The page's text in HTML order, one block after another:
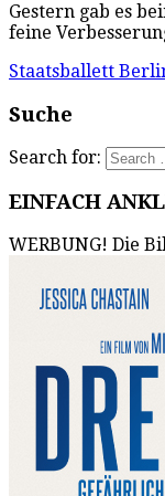
Gestern gab es
feine
Staatsballett
Suche
Search for:
EINFACH
WERBUNG! Die